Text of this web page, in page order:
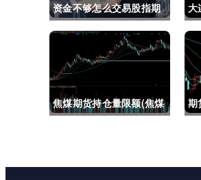
资金不够怎么交易股指期
货(资金不够怎么交易股指
期货呢)
大
建
厦)
焦煤期货持仓量限额(焦煤
期